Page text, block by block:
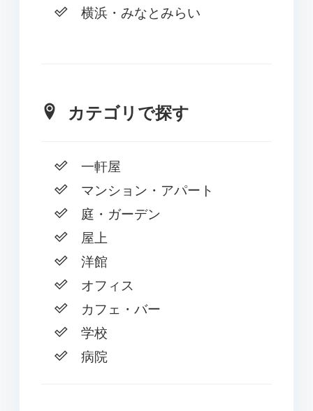
横浜・みなとみらい
カテゴリで探す
一軒屋
マンション・アパート
庭・ガーデン
屋上
洋館
オフィス
カフェ・バー
学校
病院